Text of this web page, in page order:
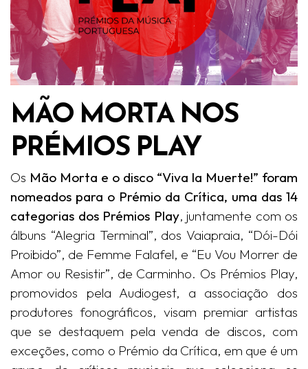
MÃO MORTA NOS
PRÉMIOS PLAY
Os Mão Morta e o disco “Viva la Muerte!” foram
nomeados para o Prémio da Crítica, uma das 14
categorias dos Prémios Play, juntamente com os
álbuns “Alegria Terminal”, dos Vaiapraia, “Dói-Dói
Proibido”, de Femme Falafel, e “Eu Vou Morrer de
Amor ou Resistir”, de Carminho. Os Prémios Play,
promovidos pela Audiogest, a associação dos
produtores fonográficos, visam premiar artistas
que se destaquem pela venda de discos, com
exceções, como o Prémio da Crítica, em que é um